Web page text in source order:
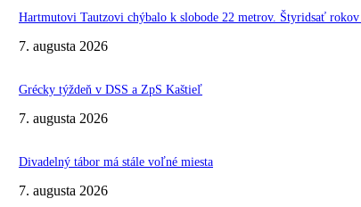
Hartmutovi Tautzovi chýbalo k slobode 22 metrov. Štyridsať
7. augusta 2026
Grécky týždeň v DSS a ZpS Kaštieľ
7. augusta 2026
Divadelný tábor má stále voľné miesta
7. augusta 2026